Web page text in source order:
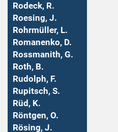
Rodeck, R.
Roesing, J.
Rohrmüller, L.
Romanenko, D.
Rossmanith, G.
Roth, B.
Rudolph, F.
Rupitsch, S.
Rüd, K.
Röntgen, O.
Rösing, J.